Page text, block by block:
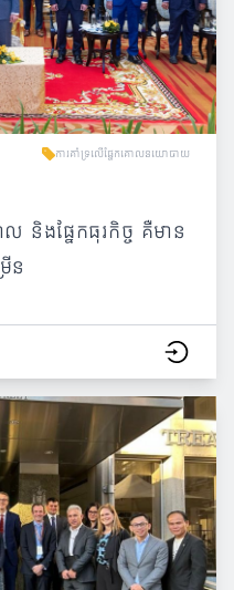
ការគាំទ្រលើផ្នែកគោលនយោបាយ
ាល និងផ្នែកធុរកិច្ច គឺមាន
ន